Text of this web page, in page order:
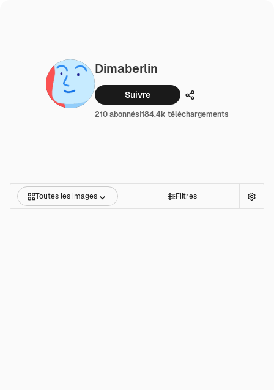
Dimaberlin
Suivre Partager
210 abonnés|184.4k téléchargements
Toutes les images Filtres